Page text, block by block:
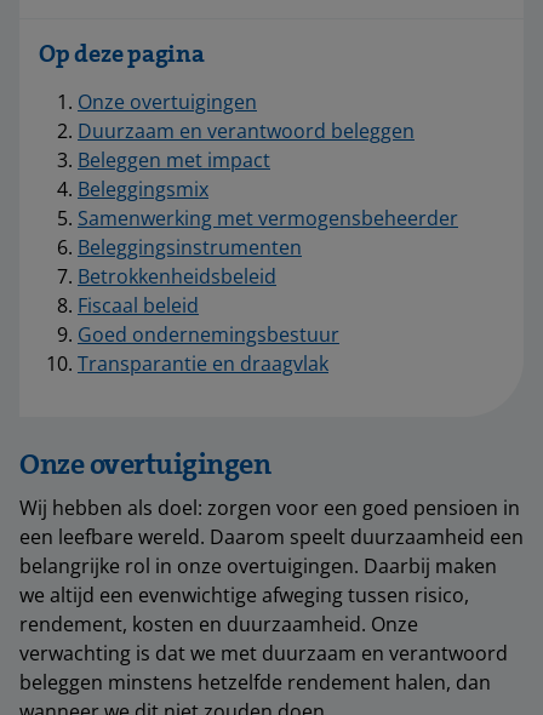
Op deze pagina
Onze overtuigingen
Duurzaam en verantwoord beleggen
Beleggen met impact
Beleggingsmix
Samenwerking met vermogensbeheerder
Beleggingsinstrumenten
Betrokkenheidsbeleid
Fiscaal beleid
Goed ondernemingsbestuur
Transparantie en draagvlak
Onze overtuigingen
Wij hebben als doel: zorgen voor een goed pensioen in
een leefbare wereld. Daarom speelt duurzaamheid een
belangrijke rol in onze overtuigingen. Daarbij maken
we altijd een evenwichtige afweging tussen risico,
rendement, kosten en duurzaamheid. Onze
verwachting is dat we met duurzaam en verantwoord
beleggen minstens hetzelfde rendement halen, dan